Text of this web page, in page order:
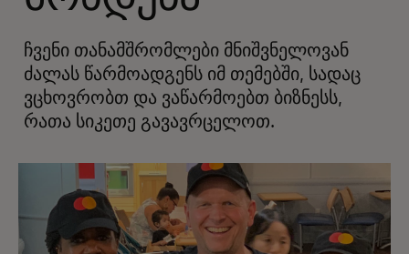
ჩვენი თანამშრომლები მნიშვნელოვან
ძალას წარმოადგენს იმ თემებში, სადაც
ვცხოვრობთ და ვაწარმოებთ ბიზნესს,
რათა სიკეთე გავავრცელოთ.